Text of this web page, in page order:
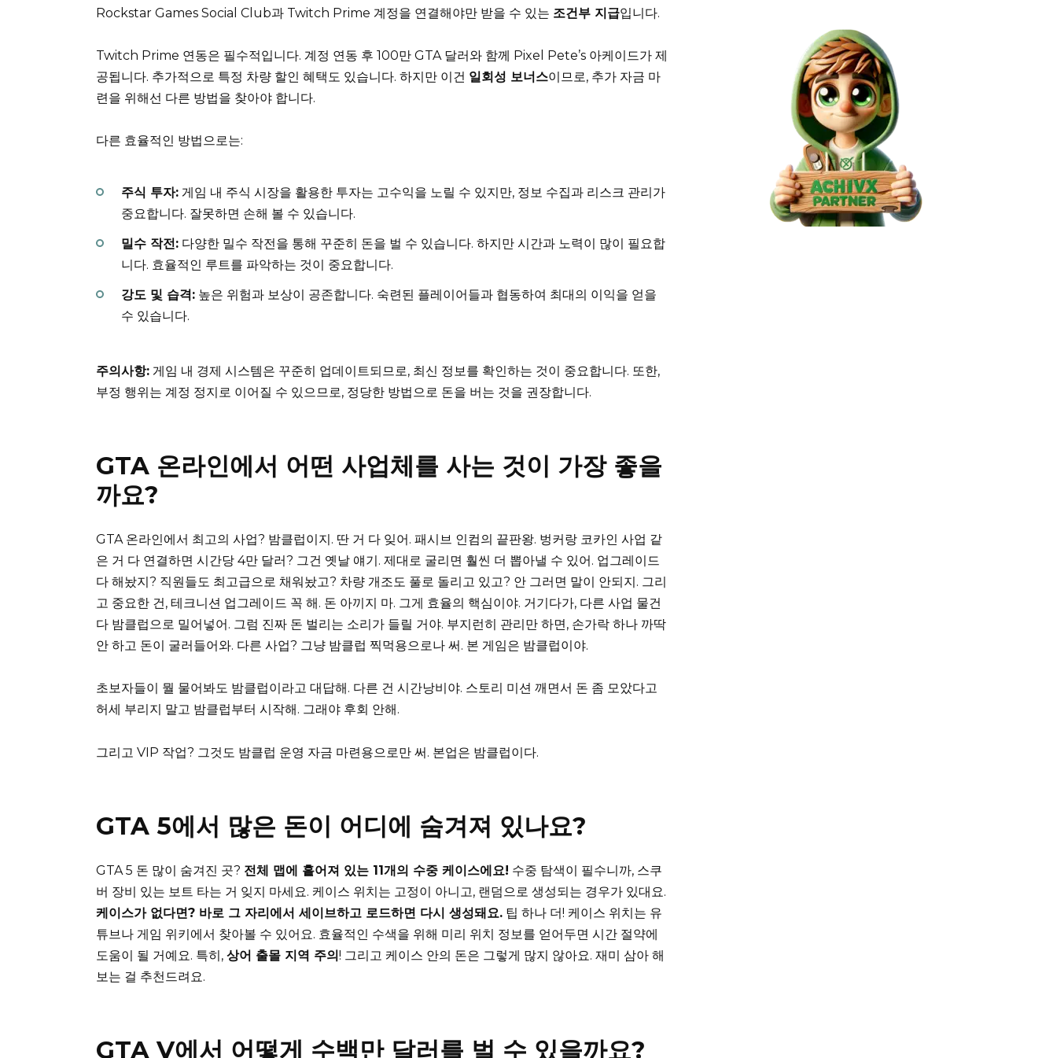
Rockstar Games Social Club과 Twitch Prime 계정을 연결해야만 받을 수 있는 조건부 지급입니다.
Twitch Prime 연동은 필수적입니다. 계정 연동 후 100만 GTA 달러와 함께 Pixel Pete’s 아케이드가 제
공됩니다. 추가적으로 특정 차량 할인 혜택도 있습니다. 하지만 이건 일회성 보너스이므로, 추가 자금 마
련을 위해선 다른 방법을 찾아야 합니다.
다른 효율적인 방법으로는:
주식 투자: 게임 내 주식 시장을 활용한 투자는 고수익을 노릴 수 있지만, 정보 수집과 리스크 관리가
중요합니다. 잘못하면 손해 볼 수 있습니다.
밀수 작전: 다양한 밀수 작전을 통해 꾸준히 돈을 벌 수 있습니다. 하지만 시간과 노력이 많이 필요합
니다. 효율적인 루트를 파악하는 것이 중요합니다.
강도 및 습격: 높은 위험과 보상이 공존합니다. 숙련된 플레이어들과 협동하여 최대의 이익을 얻을
수 있습니다.
주의사항: 게임 내 경제 시스템은 꾸준히 업데이트되므로, 최신 정보를 확인하는 것이 중요합니다. 또한,
부정 행위는 계정 정지로 이어질 수 있으므로, 정당한 방법으로 돈을 버는 것을 권장합니다.
GTA 온라인에서 어떤 사업체를 사는 것이 가장 좋을
까요?
GTA 온라인에서 최고의 사업? 밤클럽이지. 딴 거 다 잊어. 패시브 인컴의 끝판왕. 벙커랑 코카인 사업 같
은 거 다 연결하면 시간당 4만 달러? 그건 옛날 얘기. 제대로 굴리면 훨씬 더 뽑아낼 수 있어. 업그레이드
다 해놨지? 직원들도 최고급으로 채워놨고? 차량 개조도 풀로 돌리고 있고? 안 그러면 말이 안되지. 그리
고 중요한 건, 테크니션 업그레이드 꼭 해. 돈 아끼지 마. 그게 효율의 핵심이야. 거기다가, 다른 사업 물건
다 밤클럽으로 밀어넣어. 그럼 진짜 돈 벌리는 소리가 들릴 거야. 부지런히 관리만 하면, 손가락 하나 까딱
안 하고 돈이 굴러들어와. 다른 사업? 그냥 밤클럽 찍먹용으로나 써. 본 게임은 밤클럽이야.
초보자들이 뭘 물어봐도 밤클럽이라고 대답해. 다른 건 시간낭비야. 스토리 미션 깨면서 돈 좀 모았다고
허세 부리지 말고 밤클럽부터 시작해. 그래야 후회 안해.
그리고 VIP 작업? 그것도 밤클럽 운영 자금 마련용으로만 써. 본업은 밤클럽이다.
GTA 5에서 많은 돈이 어디에 숨겨져 있나요?
GTA 5 돈 많이 숨겨진 곳? 전체 맵에 흩어져 있는 11개의 수중 케이스에요! 수중 탐색이 필수니까, 스쿠
버 장비 있는 보트 타는 거 잊지 마세요. 케이스 위치는 고정이 아니고, 랜덤으로 생성되는 경우가 있대요.
케이스가 없다면? 바로 그 자리에서 세이브하고 로드하면 다시 생성돼요. 팁 하나 더! 케이스 위치는 유
튜브나 게임 위키에서 찾아볼 수 있어요. 효율적인 수색을 위해 미리 위치 정보를 얻어두면 시간 절약에
도움이 될 거예요. 특히, 상어 출몰 지역 주의! 그리고 케이스 안의 돈은 그렇게 많지 않아요. 재미 삼아 해
보는 걸 추천드려요.
GTA V에서 어떻게 수백만 달러를 벌 수 있을까요?